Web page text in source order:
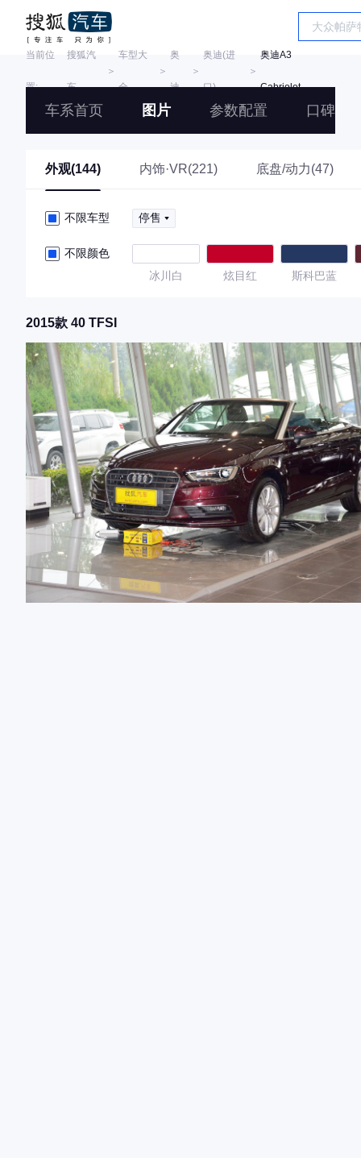
当前位
置:
搜狐汽
车
＞
车型大
全
＞
奥
迪
＞
奥迪(进
口)
＞
奥迪A3
Cabriolet
车系首页 图片 参数配置 口碑
外观(144) 内饰·VR(221) 底盘/动力(47)
不限车型 停售
不限颜色
冰川白
炫目红 斯科巴蓝
2015款 40 TFSI